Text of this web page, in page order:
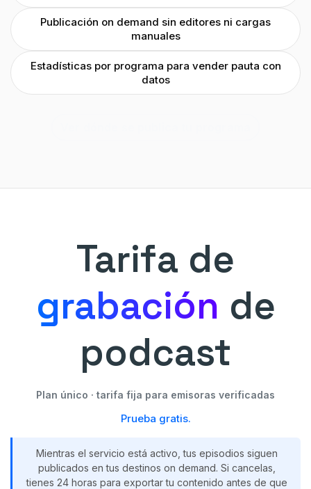
Publicación on demand sin editores ni cargas
manuales
Estadísticas por programa para vender pauta con
datos
Tarifa de
grabación de
podcast
Plan único · tarifa fija para emisoras verificadas
Prueba gratis.
Mientras el servicio está activo, tus episodios siguen
publicados en tus destinos on demand. Si cancelas,
tienes 24 horas para exportar tu contenido antes de que